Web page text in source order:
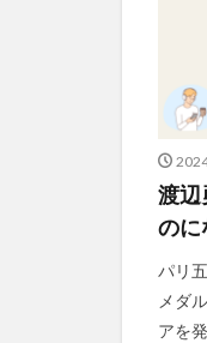
渡辺
のに
パリ
メダ
アを